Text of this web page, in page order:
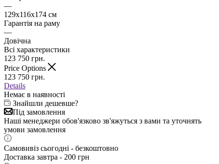
—
129х116х174 см
Гарантія на раму
—
Довічна
Всі характеристики
123 750 грн.
Price Options
123 750 грн.
Details
Немає в наявності
Знайшли дешевше?
Під замовлення
Наші менеджери обов'язково зв'яжуться з вами та уточнять
умови замовлення
Самовивіз сьогодні - безкоштовно
Доставка завтра - 200 грн